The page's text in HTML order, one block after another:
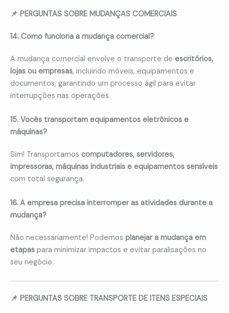
📌 PERGUNTAS SOBRE MUDANÇAS COMERCIAIS
14. Como funciona a mudança comercial?
A mudança comercial envolve o transporte de escritórios,
lojas ou empresas, incluindo móveis, equipamentos e
documentos, garantindo um processo ágil para evitar
interrupções nas operações.
15. Vocês transportam equipamentos eletrônicos e
máquinas?
Sim! Transportamos computadores, servidores,
impressoras, máquinas industriais e equipamentos sensíveis
com total segurança.
16. A empresa precisa interromper as atividades durante a
mudança?
Não necessariamente! Podemos planejar a mudança em
etapas para minimizar impactos e evitar paralisações no
seu negócio.
📌 PERGUNTAS SOBRE TRANSPORTE DE ITENS ESPECIAIS